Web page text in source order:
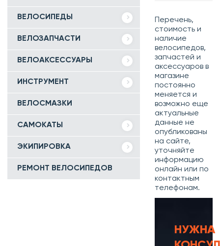
ВЕЛОСИПЕДЫ
ВЕЛОЗАПЧАСТИ
ВЕЛОАКСЕССУАРЫ
ИНСТРУМЕНТ
ВЕЛОСМАЗКИ
САМОКАТЫ
ЭКИПИРОВКА
РЕМОНТ ВЕЛОСИПЕДОВ
Перечень,
стоимость и
наличие
велосипедов,
запчастей и
аксессуаров в
магазине
постоянно
меняется и
возможно еще
актуальные
данные не
опубликованы
на сайте,
уточняйте
информацию
онлайн или по
контактным
телефонам.
НУЖНА